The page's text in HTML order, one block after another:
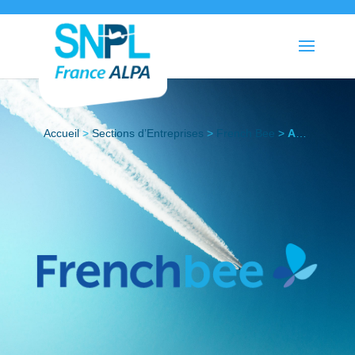
Accueil>Sections d’Entreprises > French Bee > Actualités